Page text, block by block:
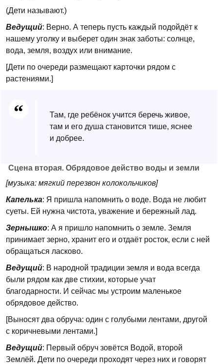
(Дети называют.)
Ведущий: Верно. А теперь пусть каждый подойдёт к
нашему уголку и выберет один знак заботы: солнце,
вода, земля, воздух или внимание.
[Дети по очереди размещают карточки рядом с
растениями.]
Там, где ребёнок учится беречь живое,
там и его душа становится тише, яснее
и добрее.
Сцена вторая. Обрядовое действо воды и земли
[музыка: мягкий перезвон колокольчиков]
Капелька: Я пришла напомнить о воде. Вода не любит
суеты. Ей нужна чистота, уважение и бережный лад.
Зернышко: А я пришло напомнить о земле. Земля
принимает зерно, хранит его и отдаёт росток, если с ней
обращаться ласково.
Ведущий: В народной традиции земля и вода всегда
были рядом как две стихии, которые учат
благодарности. И сейчас мы устроим маленькое
обрядовое действо.
[Выносят два обруча: один с голубыми лентами, другой
с коричневыми лентами.]
Ведущий: Первый обруч зовётся Водой, второй
Землёй. Дети по очереди проходят через них и говорят